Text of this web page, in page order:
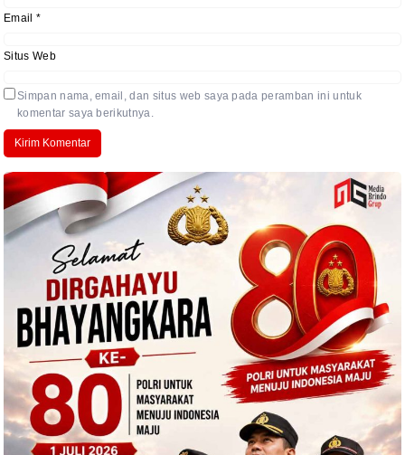
Email *
Situs Web
Simpan nama, email, dan situs web saya pada peramban ini untuk
komentar saya berikutnya.